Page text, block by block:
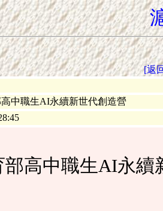
[返
高中職生AI永續新世代創造營
部高中職生AI永